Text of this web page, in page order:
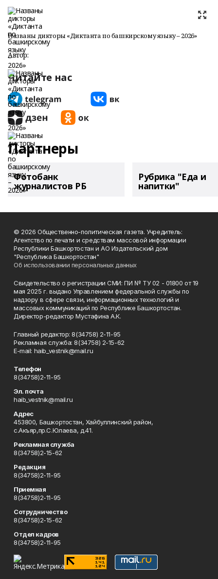
Названы дикторы «Диктанта по башкирскому языку – 2026»
Автор:
Читайте нас
Партнеры
Фотобанк
журналистов РБ
Рубрика "Еда и
напитки"
© 2026 Общественно-политическая газета. Учредитель:
Агентство по печати и средствам массовой информации
Республики Башкортостан и АО Издательский дом
"Республика Башкортостан"
Об использовании персональных данных
Свидетельство о регистрации СМИ: ПИ № ТУ 02 - 01800 от 19
мая 2025 г. выдано Управлением федеральной службы по
надзору в сфере связи, информационных технологий и
массовых коммуникаций по Республике Башкортостан.
Директор-редактор Мустафина А.К.
Главный редактор: 8(34758) 2-11-95
Рекламная служба: 8(34758) 2-15-62
Е-mаil: haib_vestnik@mail.ru
Телефон
8(34758)2-11-95
Эл. почта
haib_vestnik@mail.ru
Адрес
453800, Башкортостан, Хайбуллинский район,
с.Акъяр,пр.С.Юлаева, д.41.
Рекламная служба
8(34758)2-15-62
Редакция
8(34758)2-11-95
Приемная
8(34758)2-11-95
Сотрудничество
8(34758)2-15-62
Отдел кадров
8(34758)2-11-95